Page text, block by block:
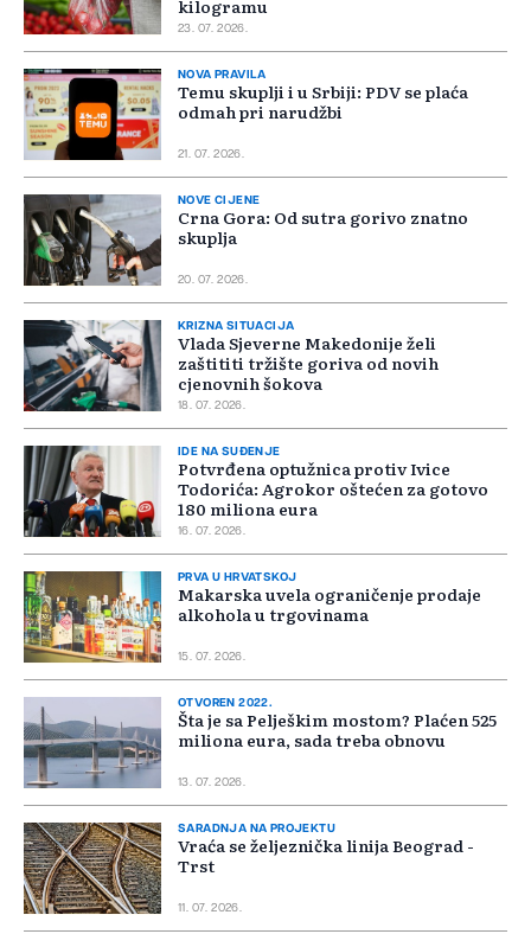
kilogramu
23. 07. 2026.
NOVA PRAVILA
Temu skuplji i u Srbiji: PDV se plaća
odmah pri narudžbi
21. 07. 2026.
NOVE CIJENE
Crna Gora: Od sutra gorivo znatno
skuplja
20. 07. 2026.
KRIZNA SITUACIJA
Vlada Sjeverne Makedonije želi
zaštititi tržište goriva od novih
cjenovnih šokova
18. 07. 2026.
IDE NA SUĐENJE
Potvrđena optužnica protiv Ivice
Todorića: Agrokor oštećen za gotovo
180 miliona eura
16. 07. 2026.
PRVA U HRVATSKOJ
Makarska uvela ograničenje prodaje
alkohola u trgovinama
15. 07. 2026.
OTVOREN 2022.
Šta je sa Pelješkim mostom? Plaćen 525
miliona eura, sada treba obnovu
13. 07. 2026.
SARADNJA NA PROJEKTU
Vraća se željeznička linija Beograd -
Trst
11. 07. 2026.